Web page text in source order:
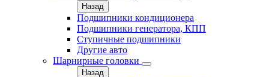
Назад
Подшипники кондиционера
Подшипники генератора, КПП
Ступичные подшипники
Другие авто
Шарнирные головки
Назад